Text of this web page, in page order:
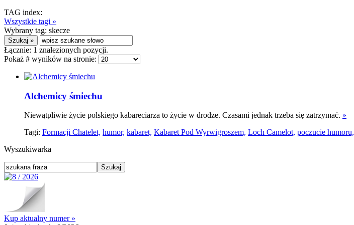
TAG index:
Wszystkie tagi »
Wybrany tag: skecze
Łącznie: 1 znalezionych pozycji.
Pokaż # wyników na stronie:
Alchemicy śmiechu
Niewątpliwie życie polskiego kabareciarza to życie w drodze. Czasami jednak trzeba się zatrzymać. »
Tagi: Formacji Chatelet, humor, kabaret, Kabaret Pod Wyrwigroszem, Loch Camelot, poczucie humoru,
Wyszukiwarka
Kup aktualny numer »